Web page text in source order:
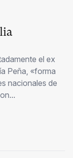
el ex
Peña, «forma
nacionales de